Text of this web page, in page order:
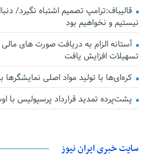
قالیباف:ترامپ تصمیم اشتباه نگیرد/
نیستیم و نخواهیم بود
تسهیلات افزایش یافت
کره‌ای‌ها با تولید مواد اصلی نمایشگرها
پشت‌پرده تمدید قرارداد پرسپولیس با
سایت خبری ایران نیوز